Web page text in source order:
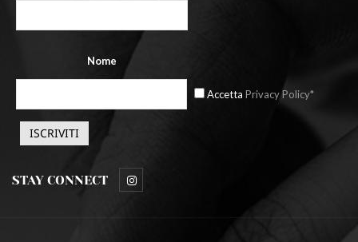
Nome
Accetta Privacy Policy*
STAY CONNECT